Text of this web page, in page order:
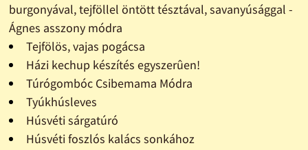
burgonyával, tejföllel öntött tésztával, savanyúsággal -
Ágnes asszony módra
Tejfölös, vajas pogácsa
Házi kechup készítés egyszerûen!
Túrógombóc Csibemama Módra
Tyúkhúsleves
Húsvéti sárgatúró
Húsvéti foszlós kalács sonkához